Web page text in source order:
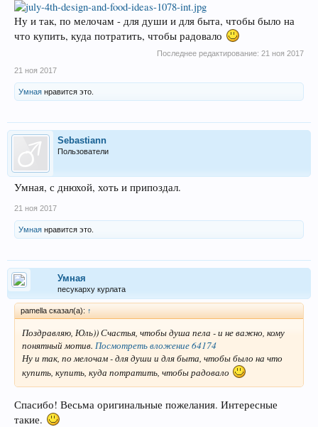
Ну и так, по мелочам - для души и для быта, чтобы было на
что купить, куда потратить, чтобы радовало
Последнее редактирование: 21 ноя 2017
21 ноя 2017
Умная нравится это.
Sebastiann
Пользователи
Умная, с днюхой, хоть и припоздал.
21 ноя 2017
Умная нравится это.
Умная
песукарху курлата
pamella сказал(а): ↑
Поздравляю, Юль)) Счастья, чтобы душа пела - и не важно, кому
понятный мотив. Посмотреть вложение 64174
Ну и так, по мелочам - для души и для быта, чтобы было на что
купить, купить, куда потратить, чтобы радовало
Спасибо! Весьма оригинальные пожелания. Интересные
такие.